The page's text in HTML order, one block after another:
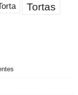
Tortas